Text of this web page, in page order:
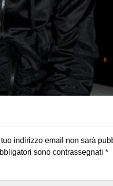
tuo indirizzo email non sarà
sono contrassegnati *